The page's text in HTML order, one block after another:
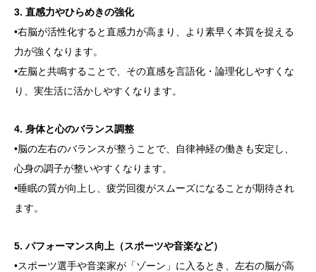
3. 直感力やひらめきの強化
•右脳が活性化すると直感力が高まり、より素早く本質を捉える
力が強くなります。
•左脳と共鳴することで、その直感を言語化・論理化しやすくな
り、実生活に活かしやすくなります。
4. 身体と心のバランス調整
•脳の左右のバランスが整うことで、自律神経の働きも安定し、
心身の調子が整いやすくなります。
•睡眠の質が向上し、疲労回復がスムーズになることが期待され
ます。
5. パフォーマンス向上（スポーツや音楽など）
•スポーツ選手や音楽家が「ゾーン」に入るとき、左右の脳が高